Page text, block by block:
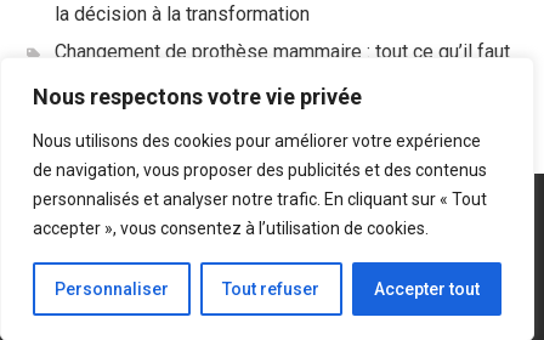
Nous respectons votre vie privée
Nous utilisons des cookies pour améliorer votre expérience
de navigation, vous proposer des publicités et des contenus
personnalisés et analyser notre trafic. En cliquant sur « Tout
accepter », vous consentez à l’utilisation de cookies.
Personnaliser Tout refuser Accepter tout
la décision à la transformation
Changement de prothèse mammaire : tout ce qu’il faut
Plan du site Mentions légales